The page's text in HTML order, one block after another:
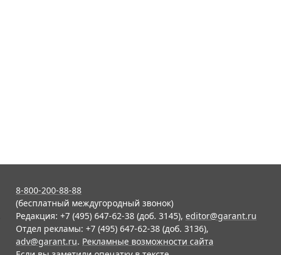
8-800-200-88-88
(бесплатный междугородный звонок)
Редакция: +7 (495) 647-62-38 (доб. 3145), editor@garant.ru
Отдел рекламы: +7 (495) 647-62-38 (доб. 3136),
adv@garant.ru. Рекламные возможности сайта